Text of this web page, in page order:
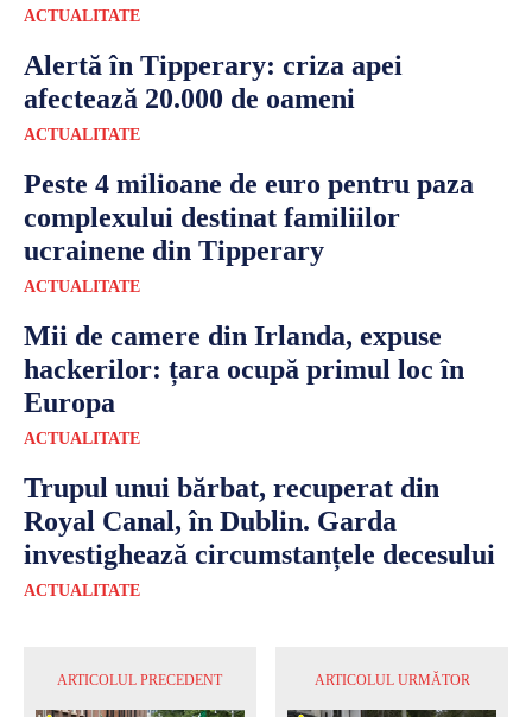
ACTUALITATE
Alertă în Tipperary: criza apei
afectează 20.000 de oameni
ACTUALITATE
Peste 4 milioane de euro pentru paza
complexului destinat familiilor
ucrainene din Tipperary
ACTUALITATE
Mii de camere din Irlanda, expuse
hackerilor: țara ocupă primul loc în
Europa
ACTUALITATE
Trupul unui bărbat, recuperat din
Royal Canal, în Dublin. Garda
investighează circumstanțele decesului
ACTUALITATE
ARTICOLUL PRECEDENT ARTICOLUL URMĂTOR